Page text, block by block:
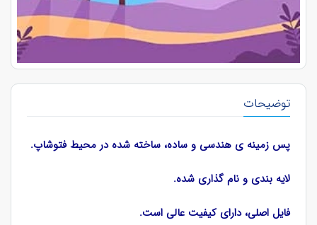
توضیحات
پس زمینه ی هندسی و ساده، ساخته شده در محیط فتوشاپ.
لایه بندی و نام گذاری شده.
فایل اصلی، دارای کیفیت عالی است.